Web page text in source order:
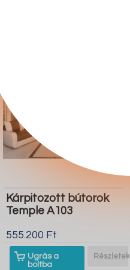
Kárpitozott bútorok
Temple A103
555.200 Ft
Ugrás a
boltba
Részletek